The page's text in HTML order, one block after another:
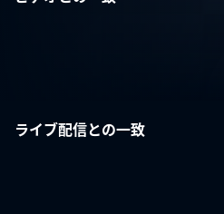
ライブ配信との一致